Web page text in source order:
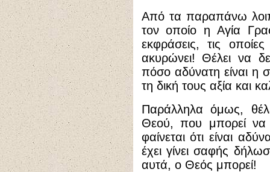
Από τα παραπάνω
τον οποίο η Αγία
εκφράσεις, τις
ακυρώνει! Θέλει να
πόσο αδύνατη είναι
τη δική τους αξία και
Παράλληλα όμως,
Θεού, που μπορεί να
φαίνεται ότι είναι
έχει γίνει σαφής
αυτά, ο Θεός μπορεί!